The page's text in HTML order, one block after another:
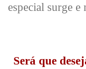
especial surge
Será que